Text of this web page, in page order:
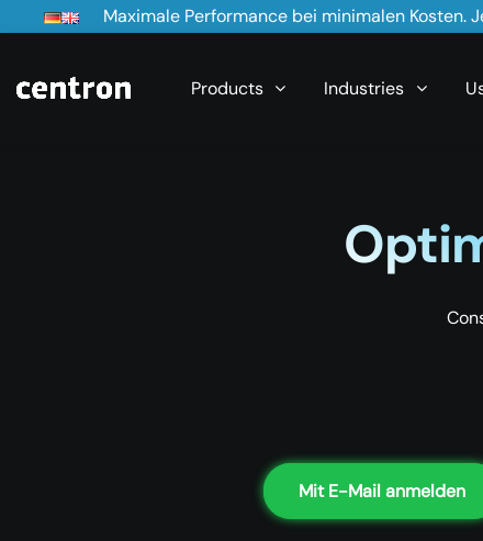
Maximale Performance bei minimalen Kosten.
Products Industries
Mit E-Mail anmelden